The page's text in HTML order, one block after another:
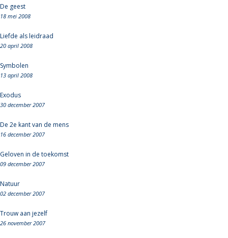
De geest
18 mei 2008
Liefde als leidraad
20 april 2008
Symbolen
13 april 2008
Exodus
30 december 2007
De 2e kant van de mens
16 december 2007
Geloven in de toekomst
09 december 2007
Natuur
02 december 2007
Trouw aan jezelf
26 november 2007